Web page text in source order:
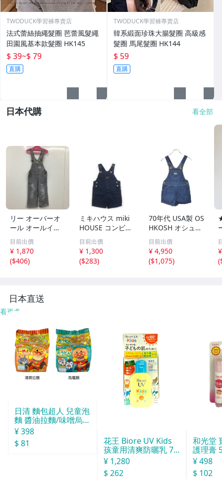
TWODUCK學習褲專賣店
法式蕾絲抽繩髮圈 芭蕾風髮繩
田園風基本款髮圈 HK145
$ 39~$ 79
直購
TWODUCK學習褲專賣店
韓系緞面珍珠大腸髮圈 高級感
髮圈 馬尾髮圈 HK144
$ 59
直購
日本代購 看全部
リー オーバーオ
ール オールイン
ワン 95cm
目前出價
¥ 1,870
($406)
ミキハウス miki
HOUSE コンビネ
ゾン 100サイズ
男の子 子供服 ベ
ビー服 キッズ
目前出價
¥ 1,300
($283)
70年代 USA製 OS
HKOSH オシュコ
シュ デニムオー
バーオール イン
ディゴブルー(キ
ッズ 10)中古 古着
目前出價
¥ 4,950
($1,075)
(
日本直送
看更多
日清 麵包超人 兒童泡
麵 醬油拉麵/味噌烏龍
麵 3包入
¥ 398
$ 81
花王 Biore UV Kids
孩童用清爽防曬乳 70
ml
¥ 1,280
$ 262
和光堂
護理膏
¥ 498
$ 102